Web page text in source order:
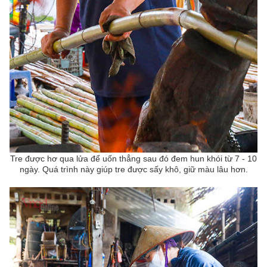
Tre được hơ qua lửa để uốn thẳng sau đó đem hun khói từ 7 - 10
ngày. Quá trình này giúptre được sấy khô, giữ màu lâu hơn.